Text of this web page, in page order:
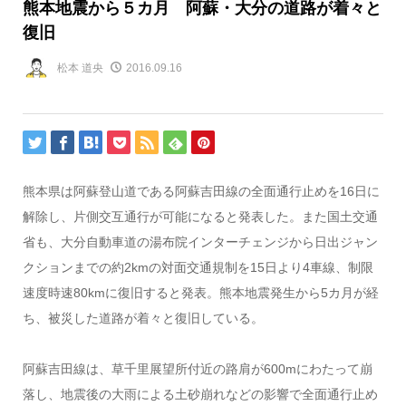
熊本地震から５カ月 阿蘇・大分の道路が着々と
復旧
松本 道央 2016.09.16
熊本県は阿蘇登山道である阿蘇吉田線の全面通行止めを16日に
解除し、片側交互通行が可能になると発表した。また国土交通
省も、大分自動車道の湯布院インターチェンジから日出ジャン
クションまでの約2kmの対面交通規制を15日より4車線、制限
速度時速80kmに復旧すると発表。熊本地震発生から5カ月が経
ち、被災した道路が着々と復旧している。
阿蘇吉田線は、草千里展望所付近の路肩が600mにわたって崩
落し、地震後の大雨による土砂崩れなどの影響で全面通行止め